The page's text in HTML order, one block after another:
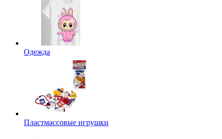
Одежда
Пластмассовые игрушки